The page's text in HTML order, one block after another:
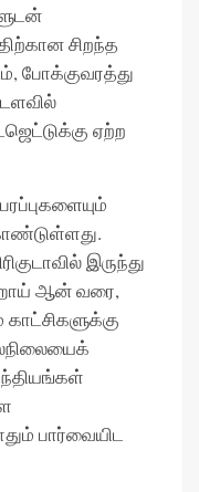
சிறந்த
போக்குவரத்து
ஏற்ற
இருந்து
ஆன் வரை,
பார்வையிட